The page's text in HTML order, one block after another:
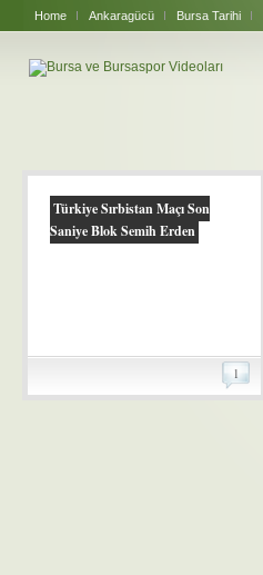
Home Ankaragücü Bursa Tarihi
Türkiye Sırbistan Maçı Son
Saniye Blok Semih Erden
1